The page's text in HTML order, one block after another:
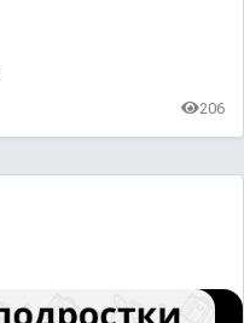
206